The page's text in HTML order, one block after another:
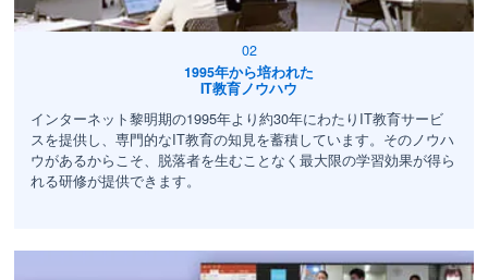
1995年から培われた
IT教育ノウハウ
インターネット黎明期の1995年より約30年にわたりIT教育サービ
スを提供し、専門的なIT教育の知見を蓄積しています。そのノウハ
ウがあるからこそ、脱落者を生むことなく最大限の学習効果が得ら
れる研修が提供できます。